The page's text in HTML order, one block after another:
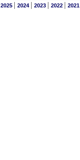
2025 | 2024 | 2023 | 2022 | 2021